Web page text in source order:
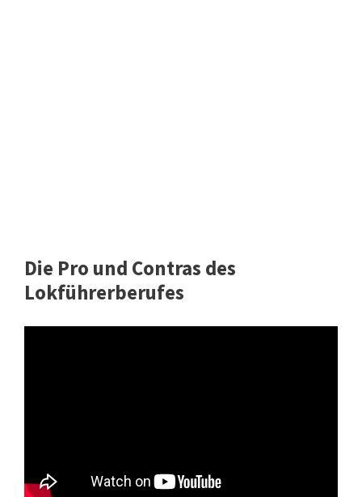
Die Pro und Contras des
Lokführerberufes